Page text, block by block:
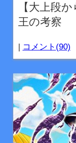
【大上段
王の考察
| コメント(90)